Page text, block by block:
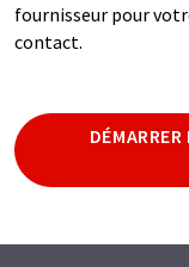
fournisseur pour
contact.